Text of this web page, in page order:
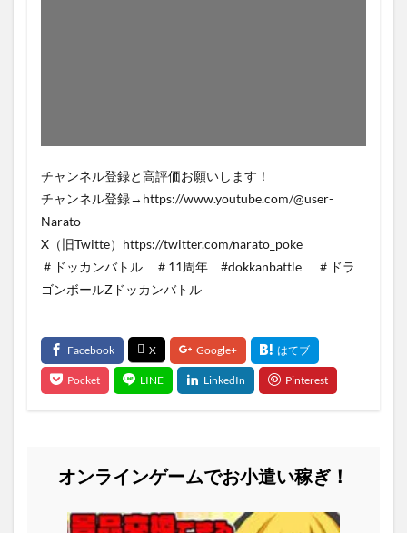
チャンネル登録と高評価お願いします！
チャンネル登録→https://www.youtube.com/@user-
Narato
X（旧Twitte）https://twitter.com/narato_poke
＃ドッカンバトル ＃11周年 #dokkanbattle ＃ドラ
ゴンボールZドッカンバトル
オンラインゲームでお小遣い稼ぎ！